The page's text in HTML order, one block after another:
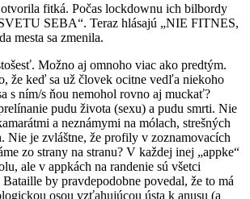
fitká. Počas lockdownu ich bilbordy
SEBA“. Teraz hlásajú „NIE FITNES,
mesta sa zmenila.
Možno aj omnoho viac ako predtým.
že keď sa už človek ocitne vedľa niekoho
s ním/s ňou nemohol rovno aj muckať?
pudu života (sexu) a pudu smrti. Nie
a neznámymi na mólach, strešných
Nie je zvláštne, že profily v zoznamovacích
zo strany na stranu? V každej inej „appke“
ale v appkách na randenie sú všetci
by pravdepodobne povedal, že to má
osou vzťahujúcou ústa k anusu (a